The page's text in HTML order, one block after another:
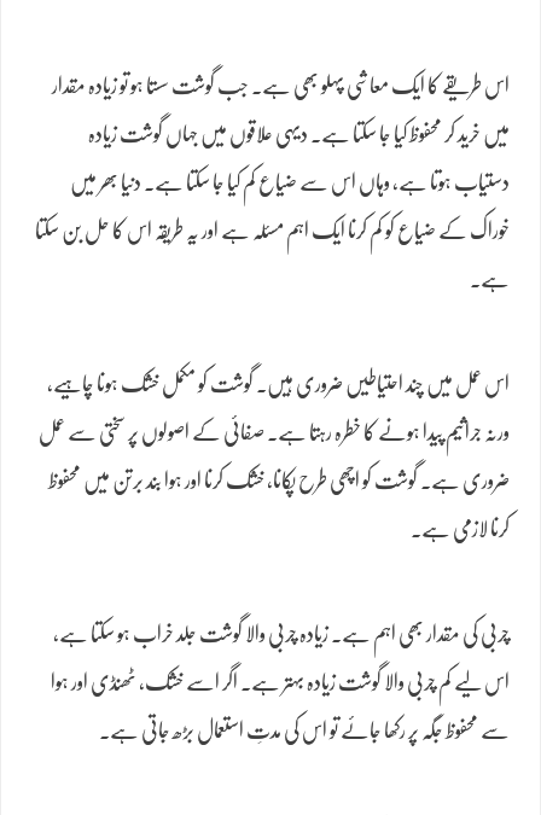
اس طریقے کا ایک معاشی پہلو بھی ہے۔ جب گوشت سستا ہو تو زیادہ مقدار
میں خرید کر محفوظ کیا جا سکتا ہے۔ دیہی علاقوں میں جہاں گوشت زیادہ
دستیاب ہوتا ہے، وہاں اس سے ضیاع کم کیا جا سکتا ہے۔ دنیا بھر میں
خوراک کے ضیاع کو کم کرنا ایک اہم مسئلہ ہے اور یہ طریقہ اس کا حل بن سکتا
ہے۔
اس عمل میں چند احتیاطیں ضروری ہیں۔ گوشت کو مکمل خشک ہونا چاہیے،
ورنہ جراثیم پیدا ہونے کا خطرہ رہتا ہے۔ صفائی کے اصولوں پر سختی سے عمل
ضروری ہے۔ گوشت کو اچھی طرح پکانا، خشک کرنا اور ہوا بند برتن میں محفوظ
کرنا لازمی ہے۔
چربی کی مقدار بھی اہم ہے۔ زیادہ چربی والا گوشت جلد خراب ہو سکتا ہے،
اس لیے کم چربی والا گوشت زیادہ بہتر ہے۔ اگر اسے خشک، ٹھنڈی اور ہوا
سے محفوظ جگہ پر رکھا جائے تو اس کی مدتِ استعمال بڑھ جاتی ہے۔